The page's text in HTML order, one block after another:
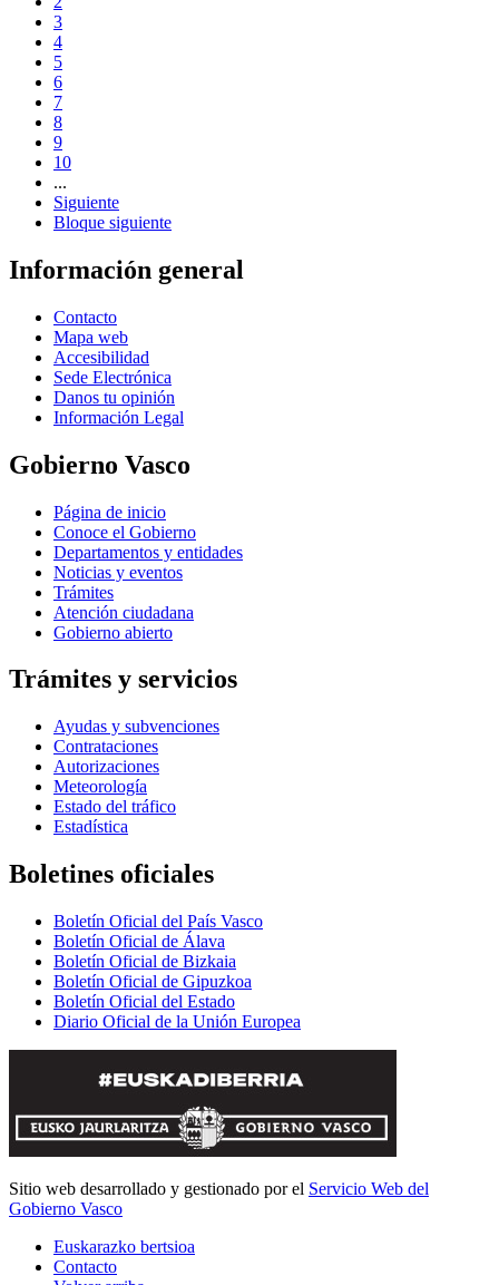
3
4
5
6
7
8
9
10
...
Siguiente
Bloque siguiente
Información general
Contacto
Mapa web
Accesibilidad
Sede Electrónica
Danos tu opinión
Información Legal
Gobierno Vasco
Página de inicio
Conoce el Gobierno
Departamentos y entidades
Noticias y eventos
Trámites
Atención ciudadana
Gobierno abierto
Trámites y servicios
Ayudas y subvenciones
Contrataciones
Autorizaciones
Meteorología
Estado del tráfico
Estadística
Boletines oficiales
Boletín Oficial del País Vasco
Boletín Oficial de Álava
Boletín Oficial de Bizkaia
Boletín Oficial de Gipuzkoa
Boletín Oficial del Estado
Diario Oficial de la Unión Europea
Sitio web desarrollado y gestionado por el Servicio Web del
Gobierno Vasco
Euskarazko bertsioa
Contacto